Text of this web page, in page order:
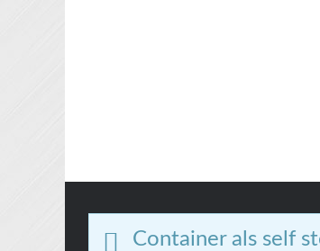
Container als self